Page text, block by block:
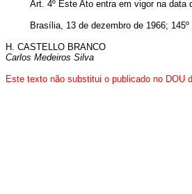
Art. 4º Êste Ato entra em vigor na
Brasília, 13 de dezembro de 1966;
H. CASTELLO BRANCO
Carlos Medeiros Silva
Este texto não substitui o publicado no DOU